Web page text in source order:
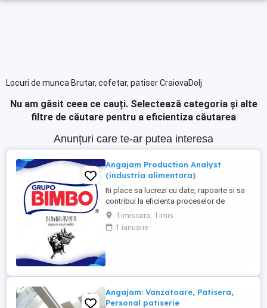
Locuri de munca Brutar, cofetar, patiser CraiovaDolj
Nu am găsit ceea ce cauți. Selectează categoria și alte
filtre de căutare pentru a eficientiza căutarea
Anunțuri care te-ar putea interesa
Angajam Production Analyst
(industria alimentara)
Iti place sa lucrezi cu date, rapoarte si sa
contribui la eficienta proceselor de
productie? Te invitam sa te alaturi echipei
noastre in rolul de Production Analyst,
unde vei avea un rol important in
Timisoara, Timis
1 ianuarie
Angajam: Vanzatoare, Patisera,
Personal patiserie